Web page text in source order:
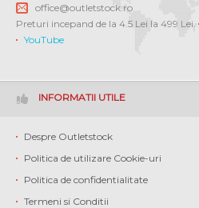
office@outletstock.ro
Preturi incepand de la 4.5 Lei la 499 Lei.
YouTube
INFORMATII UTILE
Despre Outletstock
Politica de utilizare Cookie-uri
Politica de confidentialitate
Termeni si Conditii